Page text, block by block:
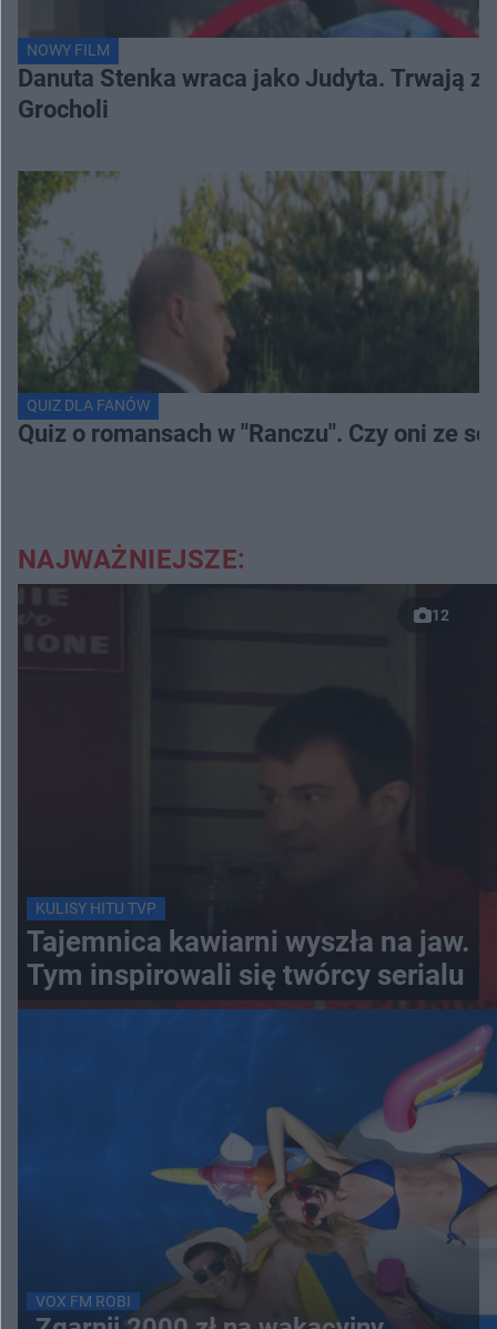
NOWY FILM
Danuta Stenka wraca jako Judyta. Trwają
Grocholi
QUIZ DLA FANÓW
Quiz o romansach w "Ranczu". Czy oni ze
NAJWAŻNIEJSZE:
12
KULISY HITU TVP
Tajemnica kawiarni wyszła na jaw.
Tym inspirowali się twórcy serialu
VOX FM ROBI